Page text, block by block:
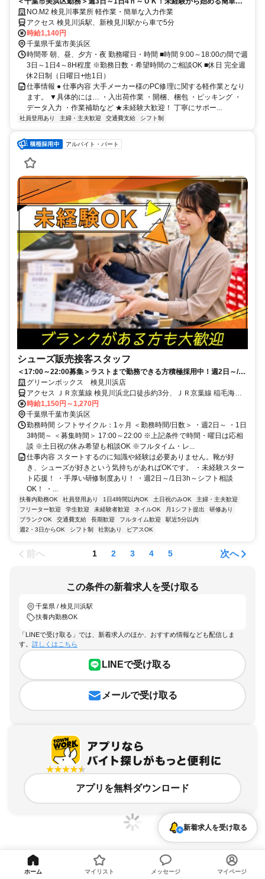
軽作業＆入力作業！
NO.M2 検見川事業所 軽作業・簡単な入力作業
アクセス 検見川浜駅、新検見川駅から車で5分
時給1,140円
千葉県千葉市美浜区
時間帯 朝、昼、夕方・夜 勤務曜日・時間 ■時間 9:00～18:00の間で週
3日～1日4～8H程度 ※勤務日数・希望時間のご相談OK ■休日 完全週
休2日制（日曜日+他1日）
仕事情報 ● 仕事内容 大手メーカー様のPC修理に関する軽作業となり
ます。 ▼具体的には… ・入出荷作業 ・開梱、梱包 ・ピッキング ・
データ入力 ・作業補助など ★未経験大歓迎！ 丁寧にサポー...
社員登用あり 主婦・主夫歓迎 交通費支給 シフト制
アルバイト・パート
シューズ販売接客スタッフ
＜17:00～22:00募集＞ラストまで勤務できる方積極採用中！週2日～/1
日3h～夏休みはシフト多め＆休み明けは学校と両立OK♪
グリーンボックス 検見川浜店
アクセス ＪＲ京葉線 検見川浜北口徒歩約3分、ＪＲ京葉線 稲毛海岸
北口徒歩約21分、ＪＲ総武本線 新検見川南口徒歩約27分 「検見川
浜」駅より徒歩1分
時給1,150円～1,270円
千葉県千葉市美浜区
勤務時間 シフトサイクル：1ヶ月 ＜勤務時間/日数＞ ・週2日～ ・1日
3時間～ ＜募集時間＞ 17:00～22:00 ※上記条件で時間・曜日は応相
談 ※土日祝の休み希望も相談OK ※フルタイム・レ...
仕事内容 スタートするのに知識や経験は必要ありません。靴が好
き、シューズが好きという気持ちがあればOKです。 ・未経験スター
ト応援！ ・手厚い研修制度あり！ ・週2日～/1日3h～シフト相談
OK！ ・...
扶養内勤務OK 社員登用あり 1日4時間以内OK 土日祝のみOK
主婦・主夫歓迎
フリーター歓迎
学生歓迎 未経験者歓迎 ネイルOK 月1シフト提出
研修あり
ブランクOK
交通費支給 長期歓迎 フルタイム歓迎
駅近5分以内
週2・3日からOK
シフト制 社割あり ピアスOK
前へ 1 2 3 4 5 次へ
この条件の新着求人を受け取る
千葉県 / 検見川浜駅
扶養内勤務OK
「LINEで受け取る」では、新着求人のほか、おすすめ情報なども配信しま
す。 詳しくはこちら
LINEで受け取る
メールで受け取る
アプリを無料ダウンロード
千葉県、検見川浜駅、扶養内勤務OKのアルバイト・バイト求人情報
新着求人を受け取る
ホーム マイリスト メッセージ マイページ